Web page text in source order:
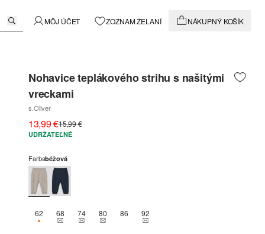
MÔJ ÚČET ZOZNAM ŽELANÍ NÁKUPNÝ KOŠÍK
Nohavice teplákového strihu s našitými
vreckami
s.Oliver
13,99 €15,99 €
UDRŽATEĽNÉ
Farbabéžová
62K DISPOZÍCII IBA 2
68THIS SIZE IS CURRENTLY OUT OF STOCK
74THIS SIZE IS CURRENTLY OUT OF STOCK
80THIS SIZE IS CURRENTLY OUT OF STOCK
86 92THIS SIZE IS CURRENTLY OUT OF